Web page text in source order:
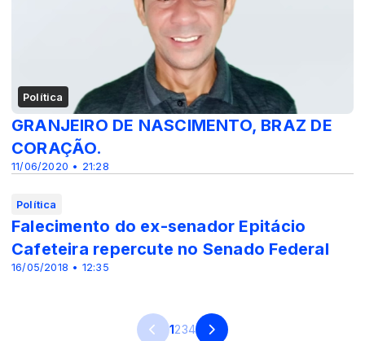
Política
11/06/2020 • 21:28
GRANJEIRO DE NASCIMENTO, BRAZ DE
CORAÇÃO.
Política
16/05/2018 • 12:35
Falecimento do ex-senador Epitácio
Cafeteira repercute no Senado Federal
1234